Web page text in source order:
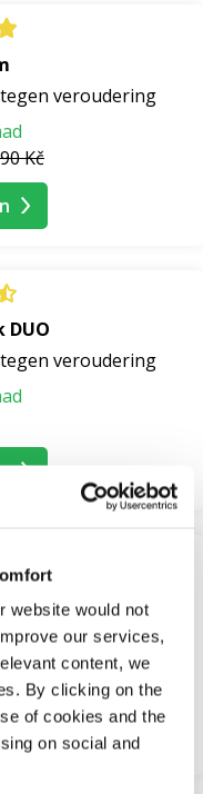
website would not
our services,
content, we
By clicking on the
of cookies and the
on social and
veroudering
Kč
DUO
veroudering
kits